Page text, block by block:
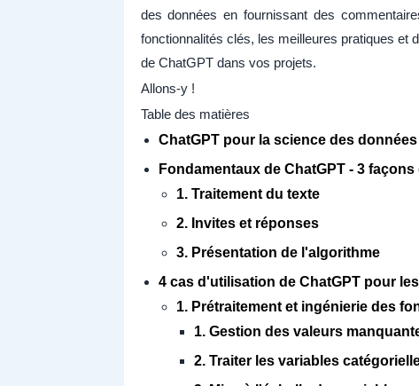
des données en fournissant des
fonctionnalités clés, les meilleures pratiques et
de ChatGPT dans vos projets.
Allons-y !
Table des matières
ChatGPT pour la science des données
Fondamentaux de ChatGPT - 3
1. Traitement du texte
2. Invites et réponses
3. Présentation de l'algorithme
4 cas d'utilisation de ChatGPT pour
1. Prétraitement et ingénierie des
1. Gestion des valeurs
2. Traiter les variables